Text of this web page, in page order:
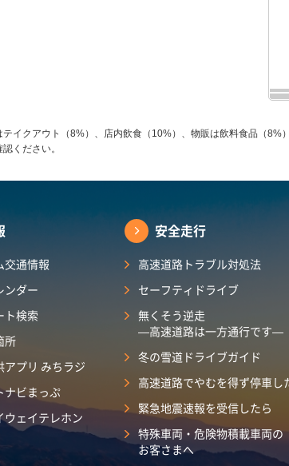
イクアウト（8%）、店内飲食（10%）、物販は飲料食品（8%
ください。
交通情報
ンダー
ト検索
所
アプリ みちラジ
ナビまっぷ
ウェイテレホン
安全走行
高速道路トラブル対処法
セーフティドライブ
無くそう逆走
―高速道路は一方通行です―
冬の雪道ドライブガイド
高速道路でやむを得ず停車し
緊急地震速報を受信したら
特殊車両・危険物積載車両の
お客さまへ